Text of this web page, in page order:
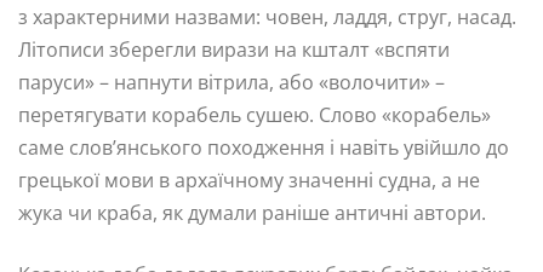
з характерними назвами: човен, ладдя, струг, насад.
Літописи зберегли вирази на кшталт «вспяти
паруси» – напнути вітрила, або «волочити» –
перетягувати корабель сушею. Слово «корабель»
саме слов’янського походження і навіть увійшло до
грецької мови в архаїчному значенні судна, а не
жука чи краба, як думали раніше античні автори.